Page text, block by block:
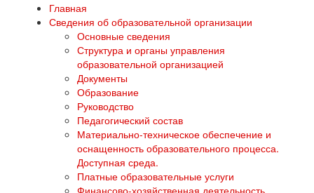
Главная
Сведения об образовательной организации
Основные сведения
Структура и органы управления
образовательной организацией
Документы
Образование
Руководство
Педагогический состав
Материально-техническое обеспечение и
оснащенность образовательного процесса.
Доступная среда.
Платные образовательные услуги
Финансово-хозяйственная деятельность